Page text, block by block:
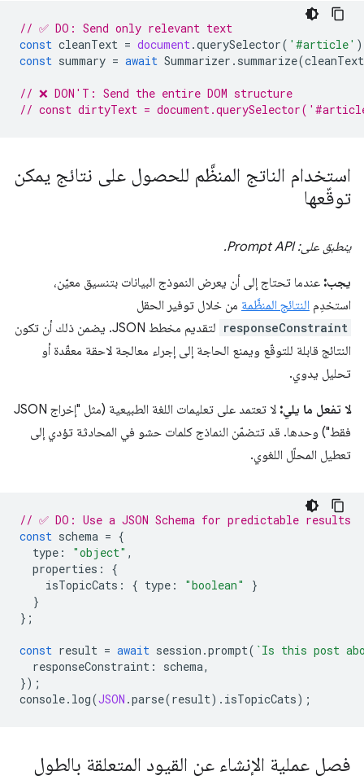
// ✅ DO: Send only relevant text
const cleanText = document.querySelector( '#article'
const summary = await Summarizer . summarize(cleanText
// ❌ DON'T: Send the entire DOM structure
// const dirtyText =
استخدام الناتج المنظَّم للحصول على نتائج يمكن
توقّعها
ينطبق على: Prompt API.
يجب: عندما تحتاج إلى أن يعرض النموذج البيانات بتنسيق معيّن،
استخدِم النتائج المنظَّمة من خلال توفير الحقل
responseConstraint
لتقديم مخطط JSON. يضمن ذلك أن تكون
النتائج قابلة للتوقّع ويمنع الحاجة إلى إجراء معالجة لاحقة معقّدة أو
تحليل يدوي.
لا تفعل ما يلي:
لا تعتمد على تعليمات اللغة الطبيعية (مثل "إخراج JSON
فقط") وحدها. قد تتضمّن النماذج كلمات حشو في المحادثة تؤدي إلى
تعطيل المحلّل اللغوي.
// ✅ DO: Use a JSON Schema for predictable results
const schema = {
type : "object" ,
properties :
{
isTopicCats : { type : "boolean"
}
}
};
const result = await session .prompt( `Is this post
responseConstraint : schema,
});
console. log(JSON .parse(result). isTopicCats);
فصل عملية الإنشاء عن القيود المتعلقة بالطول